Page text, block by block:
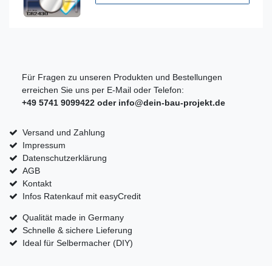
Für Fragen zu unseren Produkten und Bestellungen
erreichen Sie uns per E-Mail oder Telefon:
+49 5741 9099422 oder info@dein-bau-projekt.de
Versand und Zahlung
Impressum
Datenschutzerklärung
AGB
Kontakt
Infos Ratenkauf mit easyCredit
Qualität made in Germany
Schnelle & sichere Lieferung
Ideal für Selbermacher (DIY)